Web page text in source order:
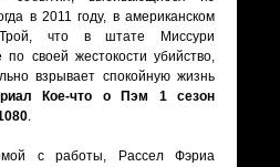
в 2011 году, в американском
Трой, что в штате Миссури
своей жестокости убийство,
взрывает спокойную жизнь
Кое-что о Пэм 1 сезон
.
с работы, Рассел Фэриа